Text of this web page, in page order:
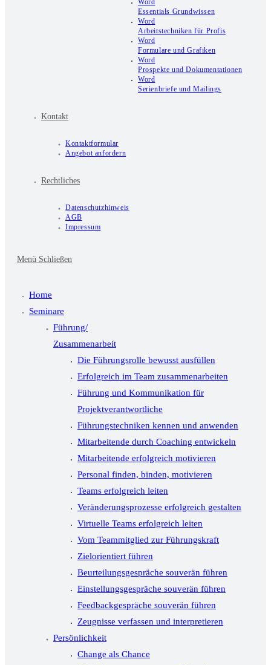
Word
Essentials Grundwissen
Word
Arbeitstechniken für Profis
Word
Formulare und Grafiken
Word
Prospekte und Dokumentationen
Word
Serienbriefe und Mailings
Kontakt
Kontaktformular
Angebot anfordern
Rechtliches
Datenschutzhinweis
AGB
Impressum
Menü Schließen
Home
Seminare
Führung/
Zusammenarbeit
Die Führungsrolle bewusst ausfüllen
Erfolgreich im Team zusammenarbeiten
Führung und Kommunikation für
Projektverantwortliche
Führungstechniken kennen und anwenden
Mitarbeitende durch Coaching entwickeln
Mitarbeitende erfolgreich motivieren
Personal finden, binden, motivieren
Teams erfolgreich leiten
Veränderungsprozesse erfolgreich gestalten
Virtuelle Teams erfolgreich leiten
Vom Teammitglied zur Führungskraft
Zielorientiert führen
Beurteilungsgespräche souverän führen
Einstellungsgespräche souverän führen
Feedbackgespräche souverän führen
Zeugnisse verfassen und interpretieren
Persönlichkeit
Change als Chance